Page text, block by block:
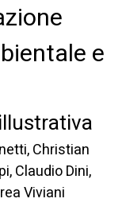
e
Christian
Claudio Dini,
Viviani